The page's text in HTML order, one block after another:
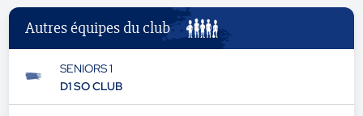
Autres équipes du club
SENIORS 1
D1 SO CLUB